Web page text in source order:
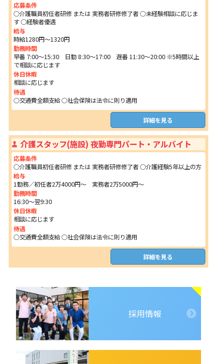
応募条件
○介護職員初任者研修 または 実務者研修修了者 ○未経験相談に応じま
す ○経験者優遇
給与
時給1280円～1320円
勤務時間
早番 7:00～15:30 日勤 8:30～17:00 遅番 11:30～20:00 ※5時間以上
で相談に応じます
休日休暇
相談に応じます
待遇
○交通費全額支給 ○社会保険は法令に則り適用
詳細を見る
介護スタッフ(施設) 夜勤専門パート・アルバイト
応募条件
○介護職員初任者研修 または 実務者研修修了者 ○介護経験5年以上の方
給与
1勤務／初任者2万4000円～ 実務者2万5000円～
勤務時間
16:30～翌9:30
休日休暇
相談に応じます
待遇
○交通費全額支給 ○社会保険は法令に則り適用
詳細を見る
採用情報